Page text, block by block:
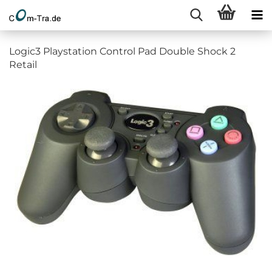
Logic3 Playstation Control Pad Double Shock 2
Retail